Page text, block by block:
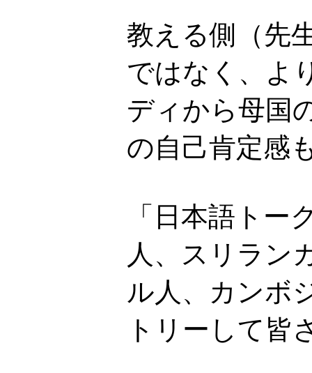
教える側（先
ではなく、よ
ディから母国
の自己肯定感
「日本語ト
人、スリラン
ル人、カンボ
トリーして皆